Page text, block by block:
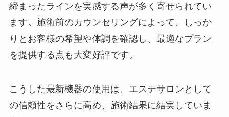
締まったラインを実感する声が多く寄せられてい
ます。施術前のカウンセリングによって、しっか
りとお客様の希望や体調を確認し、最適なプラン
を提供する点も大変好評です。
こうした最新機器の使用は、エステサロンとして
の信頼性をさらに高め、施術結果に結実していま